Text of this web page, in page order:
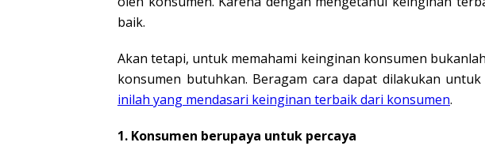
baik.
Akan tetapi, untuk memahami keinginan konsumen
konsumen butuhkan. Beragam cara dapat dilakukan
inilah yang mendasari keinginan terbaik dari konsumen.
1. Konsumen berupaya untuk percaya